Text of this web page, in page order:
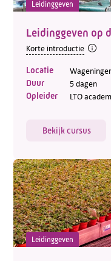
Leidinggeven
Leidinggeven op
Korte introductie
Locatie
Duur 5 dagen
Opleider LTO
Bekijk cursus
Leidinggeven